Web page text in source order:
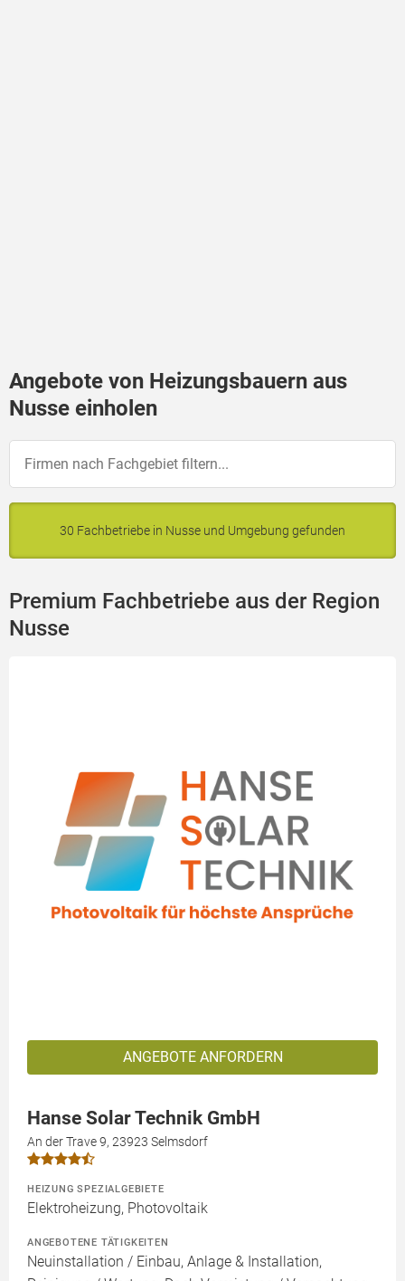
Angebote von Heizungsbauern aus
Nusse einholen
30 Fachbetriebe in Nusse und Umgebung gefunden
Premium Fachbetriebe aus der Region
Nusse
ANGEBOTE ANFORDERN
Hanse Solar Technik GmbH
An der Trave 9, 23923 Selmsdorf
HEIZUNG SPEZIALGEBIETE
Elektroheizung, Photovoltaik
ANGEBOTENE TÄTIGKEITEN
Neuinstallation / Einbau, Anlage & Installation,